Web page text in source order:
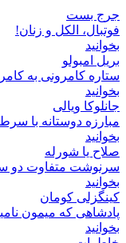
جرج بست
فوتبال، الکل و زنان!
بخوانید
بریل امبولو
ستاره کامرونی به
بخوانید
جانلوکا ویالی
مبارزه دوستانه با
بخوانید
صلاح یا شورله
سرنوشت متفاوت دو
بخوانید
کینگزلی کومان
پادشاهی که میمون
بخوانید